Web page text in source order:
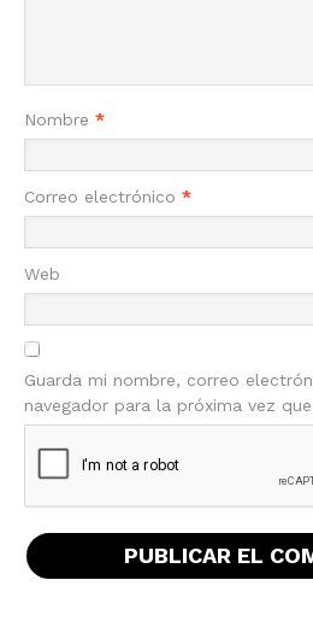
Nombre *
Correo electrónico *
Web
Guarda mi nombre, correo
navegador para la próxima vez